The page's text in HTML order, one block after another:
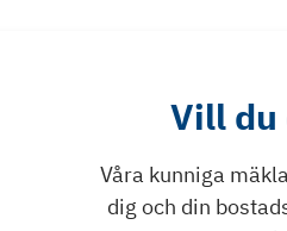
Vill du
Våra kunniga
dig och din